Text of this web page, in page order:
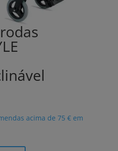
acima de 75 € em